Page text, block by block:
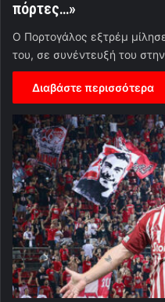
πόρτες…»
Ο Πορτογάλος εξτρέμ
του, σε συνέντευξή του
Διαβάστε περισσότερα